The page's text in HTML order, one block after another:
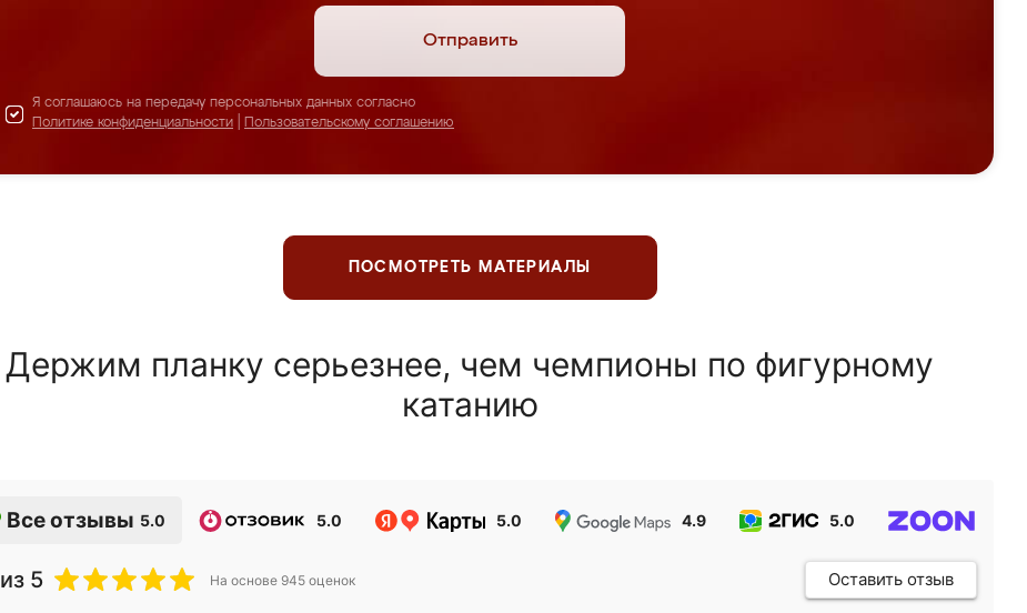
Отправить
Я соглашаюсь на передачу персональных данных согласно
Политике конфиденциальности
Пользовательскому соглашению
ПОСМОТРЕТЬ МАТЕРИАЛЫ
Держим планку серьезнее, чем чемпионы по фигурному
катанию
Все отзывы 5.0 5.0 5.0 4.9 5.0
из 5 На основе 945 оценок Оставить отзыв